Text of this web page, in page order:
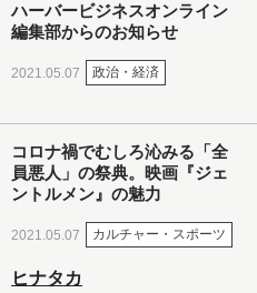
ハーバービジネスオンライン
編集部からのお知らせ
2021.05.07 政治・経済
コロナ禍でむしろ沁みる「全
員悪人」の祭典。映画『ジェ
ントルメン』の魅力
2021.05.07 カルチャー・スポーツ
ヒナタカ